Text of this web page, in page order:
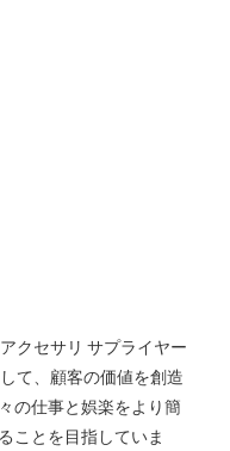
クセサリ サプライヤー
て、顧客の価値を創造
の仕事と娯楽をより簡
ことを目指していま